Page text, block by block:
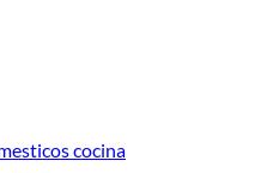
cocina